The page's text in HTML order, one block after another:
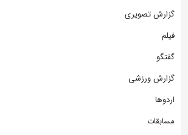
گزارش تصویری
فیلم
گفتگو
گزارش ورزشی
اردوها
مسابقات